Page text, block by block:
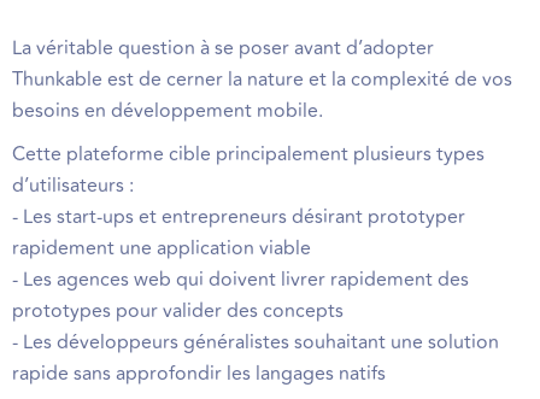
La véritable question à se poser avant d’adopter
Thunkable est de cerner la nature et la complexité de vos
besoins en développement mobile.
Cette plateforme cible principalement plusieurs types
d’utilisateurs :
- Les start-ups et entrepreneurs désirant prototyper
rapidement une application viable
- Les agences web qui doivent livrer rapidement des
prototypes pour valider des concepts
- Les développeurs généralistes souhaitant une solution
rapide sans approfondir les langages natifs